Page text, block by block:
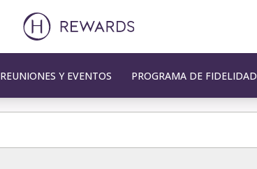
REUNIONES Y EVENTOS PROGRAMA DE FIDELIDAD